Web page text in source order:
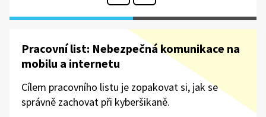
Pracovní list: Nebezpečná komunikace na
mobilu a internetu
Cílem pracovního listu je zopakovat si, jak se
správně zachovat při kyberšikaně.